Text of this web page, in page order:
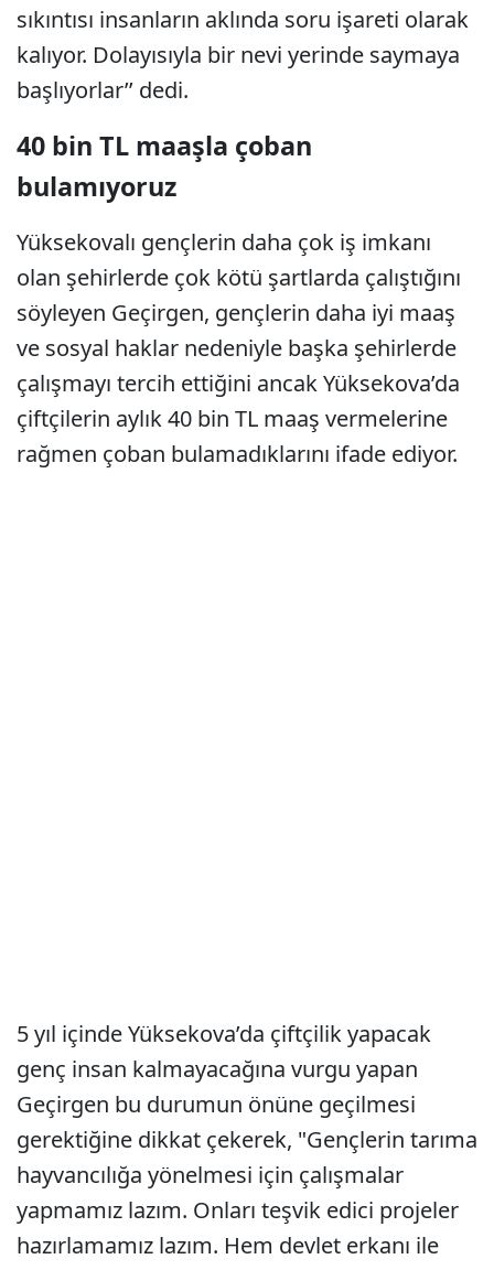
sıkıntısı insanların aklında soru işareti olarak
kalıyor. Dolayısıyla bir nevi yerinde saymaya
başlıyorlar’’ dedi.
40 bin TL maaşla çoban
bulamıyoruz
Yüksekovalı gençlerin daha çok iş imkanı
olan şehirlerde çok kötü şartlarda çalıştığını
söyleyen Geçirgen, gençlerin daha iyi maaş
ve sosyal haklar nedeniyle başka şehirlerde
çalışmayı tercih ettiğini ancak Yüksekova’da
çiftçilerin aylık 40 bin TL maaş vermelerine
rağmen çoban bulamadıklarını ifade ediyor.
5 yıl içinde Yüksekova’da çiftçilik yapacak
genç insan kalmayacağına vurgu yapan
Geçirgen bu durumun önüne geçilmesi
gerektiğine dikkat çekerek, "Gençlerin tarıma
hayvancılığa yönelmesi için çalışmalar
yapmamız lazım. Onları teşvik edici projeler
hazırlamamız lazım. Hem devlet erkanı ile